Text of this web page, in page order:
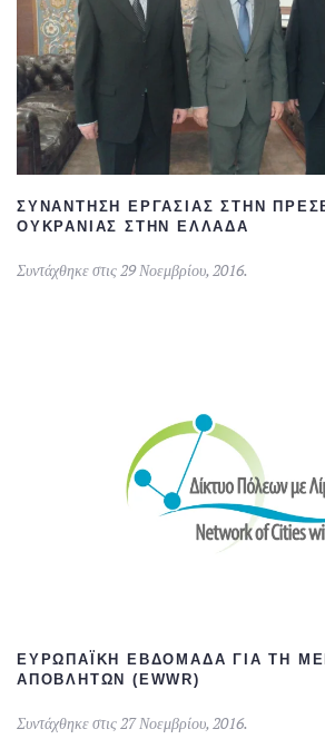
ΣΥΝΆΝΤΗΣΗ ΕΡΓΑΣΊΑΣ ΣΤΗΝ
ΟΥΚΡΑΝΊΑΣ ΣΤΗΝ ΕΛΛΆΔΑ
Συντάχθηκε στις29 Νοεμβρίου, 2016.
ΕΥΡΩΠΑΪΚΉ ΕΒΔΟΜΆΔΑ ΓΙΑ ΤΗ
ΑΠΟΒΛΉΤΩΝ (EWWR)
Συντάχθηκε στις 27 Νοεμβρίου, 2016.